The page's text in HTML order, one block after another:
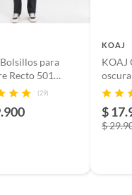
Bolsillos para
Recto 501
Levis
(29)
KOAJ
KOAJ
$
$